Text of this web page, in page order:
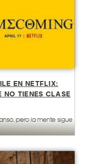
EN NETFLIX:
NO TIENES CLASE
pero la mente sigue